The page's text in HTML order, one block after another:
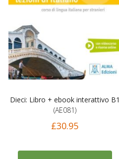
Dieci: Libro + ebook interattivo B1
(AE081)
£30.95